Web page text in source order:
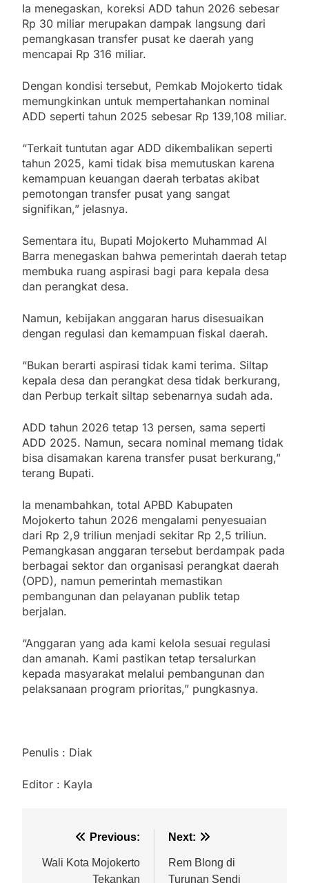
Ia menegaskan, koreksi ADD tahun 2026 sebesar
Rp 30 miliar merupakan dampak langsung dari
pemangkasan transfer pusat ke daerah yang
mencapai Rp 316 miliar.
Dengan kondisi tersebut, Pemkab Mojokerto tidak
memungkinkan untuk mempertahankan nominal
ADD seperti tahun 2025 sebesar Rp 139,108 miliar.
“Terkait tuntutan agar ADD dikembalikan seperti
tahun 2025, kami tidak bisa memutuskan karena
kemampuan keuangan daerah terbatas akibat
pemotongan transfer pusat yang sangat
signifikan,” jelasnya.
Sementara itu, Bupati Mojokerto Muhammad Al
Barra menegaskan bahwa pemerintah daerah tetap
membuka ruang aspirasi bagi para kepala desa
dan perangkat desa.
Namun, kebijakan anggaran harus disesuaikan
dengan regulasi dan kemampuan fiskal daerah.
“Bukan berarti aspirasi tidak kami terima. Siltap
kepala desa dan perangkat desa tidak berkurang,
dan Perbup terkait siltap sebenarnya sudah ada.
ADD tahun 2026 tetap 13 persen, sama seperti
ADD 2025. Namun, secara nominal memang tidak
bisa disamakan karena transfer pusat berkurang,”
terang Bupati.
Ia menambahkan, total APBD Kabupaten
Mojokerto tahun 2026 mengalami penyesuaian
dari Rp 2,9 triliun menjadi sekitar Rp 2,5 triliun.
Pemangkasan anggaran tersebut berdampak pada
berbagai sektor dan organisasi perangkat daerah
(OPD), namun pemerintah memastikan
pembangunan dan pelayanan publik tetap
berjalan.
“Anggaran yang ada kami kelola sesuai regulasi
dan amanah. Kami pastikan tetap tersalurkan
kepada masyarakat melalui pembangunan dan
pelaksanaan program prioritas,” pungkasnya.
Penulis : Diak
Editor : Kayla
Previous:
Wali Kota Mojokerto
Tekankan
Next:
Rem Blong di
Turunan Sendi